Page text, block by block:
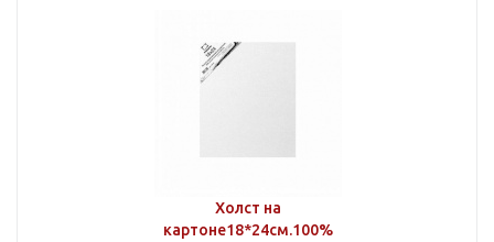
Холст на
картоне18*24см.100%